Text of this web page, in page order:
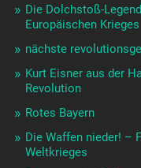
Die Dolchstoß-
Europäischen Krieges
nächste
Kurt Eisner aus der
Revolution
Rotes Bayern
Die Waffen nieder! –
Weltkrieges